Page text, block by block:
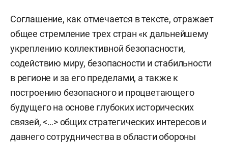
Соглашение, как отмечается в тексте, отражает
общее стремление трех стран «к дальнейшему
укреплению коллективной безопасности,
содействию миру, безопасности и стабильности
в регионе и за его пределами, а также к
построению безопасного и процветающего
будущего на основе глубоких исторических
связей, <…> общих стратегических интересов и
давнего сотрудничества в области обороны